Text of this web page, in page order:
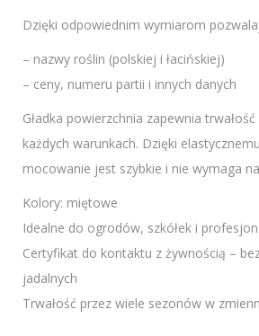
Dzięki odpowiednim wymiarom
– nazwy roślin (polskiej i łacińskiej)
– ceny, numeru partii i innych danych
Gładka powierzchnia zapewnia
każdych warunkach. Dzięki
mocowanie jest szybkie i nie wymaga
Kolory: miętowe
Idealne do ogrodów, szkółek i
Certyfikat do kontaktu z żywnością –
jadalnych
Trwałość przez wiele sezonów w